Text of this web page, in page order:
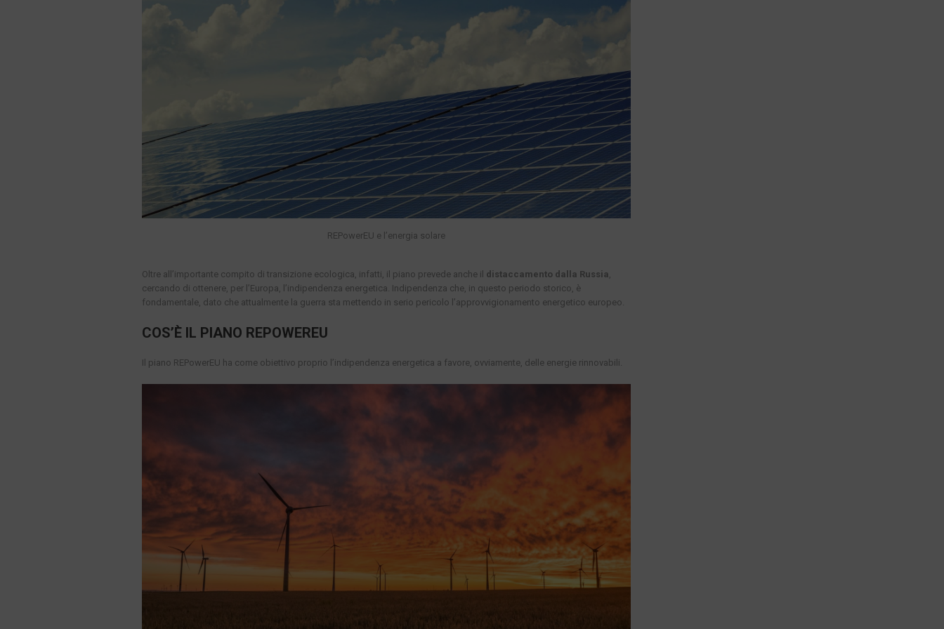
REPowerEU e l’energia solare
Oltre all’importante compito di transizione ecologica, infatti, il piano prevede anche il distaccamento dalla Russia,
cercando di ottenere, per l’Europa, l’indipendenza energetica. Indipendenza che, in questo periodo storico, è
fondamentale, dato che attualmente la guerra sta mettendo in serio pericolo l’approvvigionamento energetico europeo.
COS’È IL PIANO REPOWEREU
Il piano REPowerEU ha come obiettivo proprio l’indipendenza energetica a favore, ovviamente, delle energie rinnovabili.